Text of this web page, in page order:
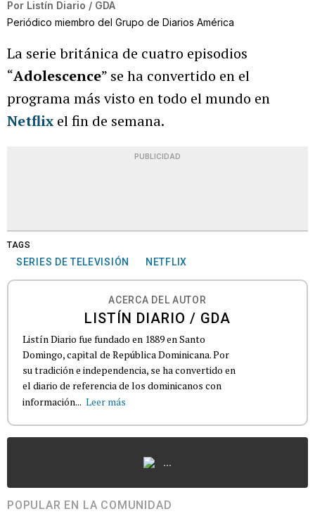
Por Listín Diario / GDA
Periódico miembro del Grupo de Diarios América
La serie británica de cuatro episodios
“Adolescence” se ha convertido en el
programa más visto en todo el mundo en
Netflix el fin de semana.
PUBLICIDAD
TAGS
SERIES DE TELEVISIÓN NETFLIX
ACERCA DEL AUTOR
LISTÍN DIARIO / GDA
Listín Diario fue fundado en 1889 en Santo
Domingo, capital de República Dominicana. Por
su tradición e independencia, se ha convertido en
el diario de referencia de los dominicanos con
información... Leer más
...
POPULAR EN LA COMUNIDAD